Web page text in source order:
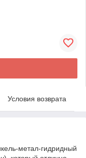
Условия возврата
метал-гидридный